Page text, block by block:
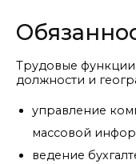
Трудовые функции
должности и
управление
массовой
ведение